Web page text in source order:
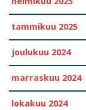
tammikuu 2025
joulukuu 2024
marraskuu 2024
lokakuu 2024